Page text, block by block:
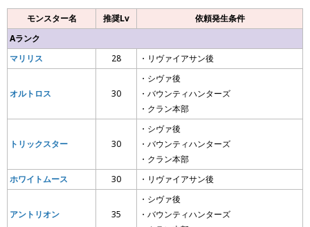
モンスター名 推奨Lv
依頼発生条件
Aランク
マリリス
28 ・リヴァイアサン後
オルトロス 30
・シヴァ後
・バウンティハンターズ
・クラン本部
トリックスター 30
・シヴァ後
・バウンティハンターズ
・クラン本部
ホワイトムース
30 ・リヴァイアサン後
アントリオン 35
・シヴァ後
・バウンティハンターズ